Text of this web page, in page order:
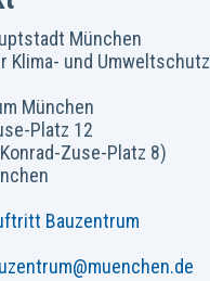
München
Klima- und Umweltschutz
München
Platz 12
Zuse-Platz 8)
Bauzentrum